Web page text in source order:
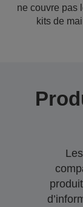
ne couvre pas
kits de